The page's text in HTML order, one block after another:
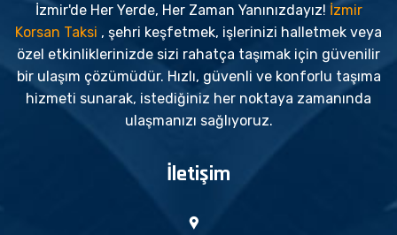
İzmir'de Her Yerde, Her Zaman Yanınızdayız! İzmir
Korsan Taksi , şehri keşfetmek, işlerinizi halletmek veya
özel etkinliklerinizde sizi rahatça taşımak için güvenilir
bir ulaşım çözümüdür. Hızlı, güvenli ve konforlu taşıma
hizmeti sunarak, istediğiniz her noktaya zamanında
ulaşmanızı sağlıyoruz.
İletişim